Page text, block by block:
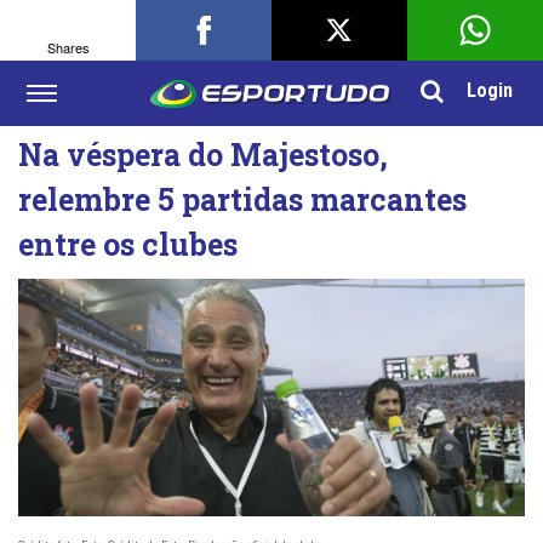
Login
Na véspera do Majestoso,
relembre 5 partidas marcantes
entre os clubes
Shares